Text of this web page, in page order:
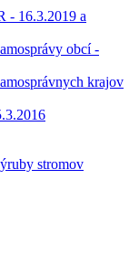
- 16.3.2019 a
obcí -
krajov
stromov